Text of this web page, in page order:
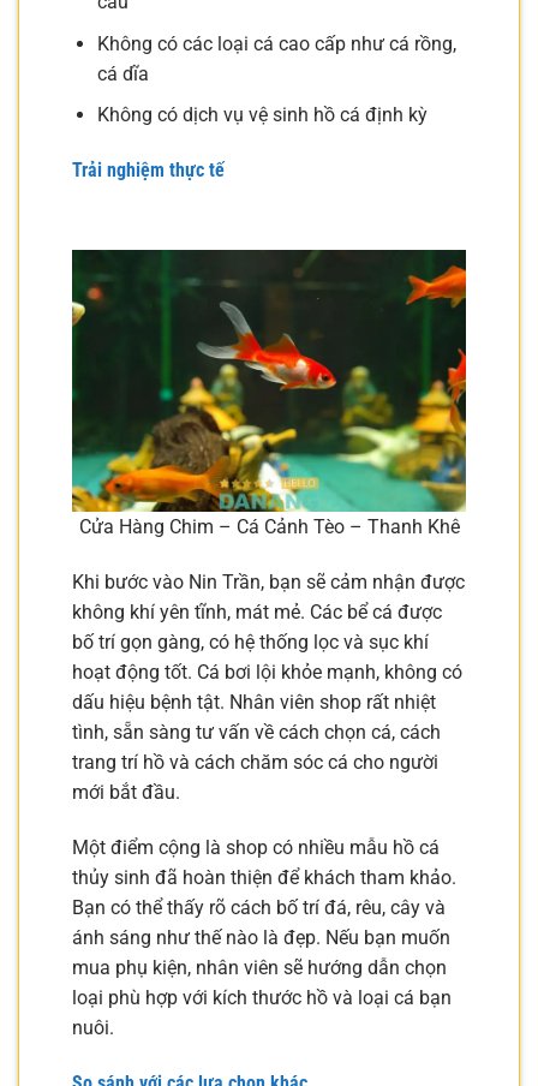
Không có các loại cá cao cấp như cá rồng,
cá dĩa
Không có dịch vụ vệ sinh hồ cá định kỳ
Trải nghiệm thực tế
Cửa Hàng Chim – Cá Cảnh Tèo – Thanh Khê
Khi bước vào Nin Trần, bạn sẽ cảm nhận được
không khí yên tĩnh, mát mẻ. Các bể cá được
bố trí gọn gàng, có hệ thống lọc và sục khí
hoạt động tốt. Cá bơi lội khỏe mạnh, không có
dấu hiệu bệnh tật. Nhân viên shop rất nhiệt
tình, sẵn sàng tư vấn về cách chọn cá, cách
trang trí hồ và cách chăm sóc cá cho người
mới bắt đầu.
Một điểm cộng là shop có nhiều mẫu hồ cá
thủy sinh đã hoàn thiện để khách tham khảo.
Bạn có thể thấy rõ cách bố trí đá, rêu, cây và
ánh sáng như thế nào là đẹp. Nếu bạn muốn
mua phụ kiện, nhân viên sẽ hướng dẫn chọn
loại phù hợp với kích thước hồ và loại cá bạn
nuôi.